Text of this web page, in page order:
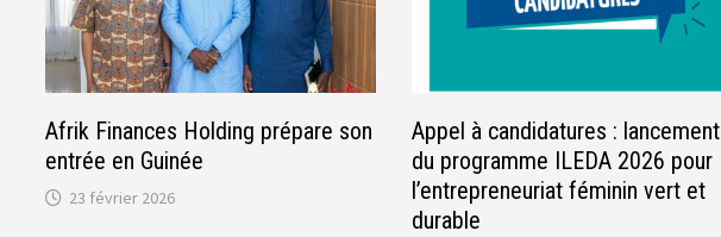
Afrik Finances Holding prépare son
entrée en Guinée
23 février 2026
Appel à candidatures : lancement
du programme ILEDA 2026 pour
l’entrepreneuriat féminin vert et
durable